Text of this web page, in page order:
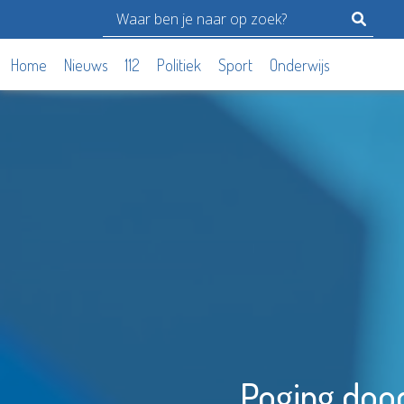
Home Nieuws 112 Politiek Sport Onderwijs